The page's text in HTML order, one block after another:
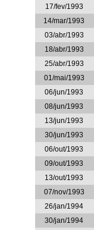
17/fev/1993
14/mar/1993
03/abr/1993
18/abr/1993
25/abr/1993
01/mai/1993
06/jun/1993
08/jun/1993
13/jun/1993
30/jun/1993
06/out/1993
09/out/1993
13/out/1993
07/nov/1993
26/jan/1994
30/jan/1994